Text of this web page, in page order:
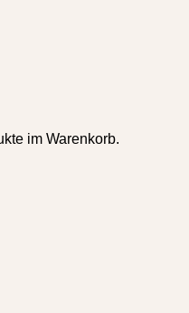
im Warenkorb.